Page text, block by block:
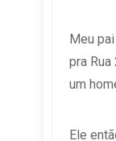
Meu
pra Rua
um
Ele